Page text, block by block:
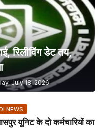
रिलीविंग डेट तय,
July 18, 2026
NEWS
यूनिट के दो कर्मचारियों का